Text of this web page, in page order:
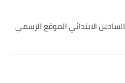
تكييف المناهج 2024 السادس الابتدائي الموقع الرسمي